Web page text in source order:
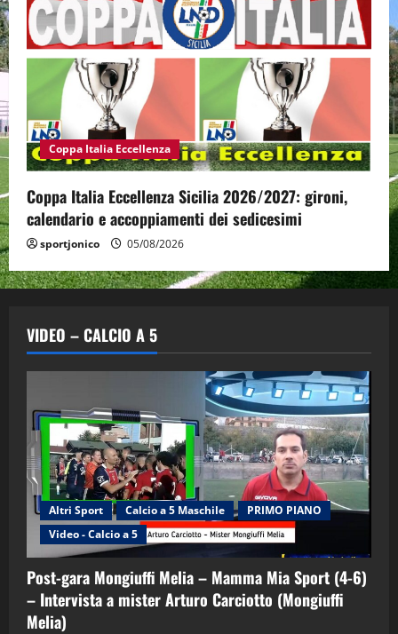
Coppa Italia Eccellenza
Coppa Italia Eccellenza Sicilia 2026/2027: gironi,
calendario e accoppiamenti dei sedicesimi
sportjonico 05/08/2026
VIDEO – CALCIO A 5
Altri Sport Calcio a 5 Maschile
PRIMO PIANO
Video - Calcio a 5
Post-gara Mongiuffi Melia – Mamma Mia Sport (4-6)
– Intervista a mister Arturo Carciotto (Mongiuffi
Melia)